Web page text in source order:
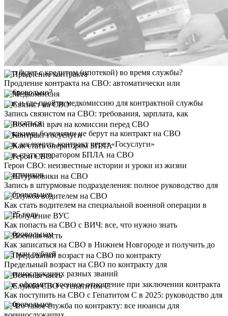
Что будет с кредитом (ипотекой) во время службы?
Продление контракта на СВО: автоматически или
добровольно?
Как и где пройти медкомиссию для контрактной службы
Запись связистом на СВО: требования, зарплата, как
записаться
С какими болезнями не берут на контракт на СВО
Как заключить контракт через «Госуслуги»
Как стать оператором БПЛА на СВО
Герои СВО: неизвестные истории и уроки из жизни
участников
Запись в штурмовые подразделения: полное руководство для
добровольцев
Как стать водителем на специальной военной операции в
2025 году
Как попасть на СВО с ВИЧ: все, что нужно знать
добровольцам
Как записаться на СВО в Нижнем Новгороде и получить до
1,5 млн рублей
Предельный возраст на СВО по контракту для
военнослужащих разных званий
Как оформить военное отношение при заключении контракта
Как поступить на СВО с Гепатитом С в 2025: руководство для
добровольцев